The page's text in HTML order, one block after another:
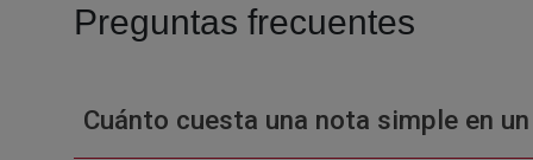
Preguntas frecuentes
Cuánto cuesta una nota simple en